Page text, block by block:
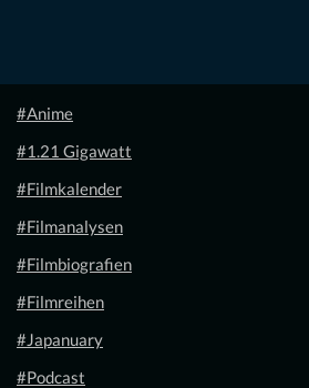
#Anime
#1.21 Gigawatt
#Filmkalender
#Filmanalysen
#Filmbiografien
#Filmreihen
#Japanuary
#Podcast